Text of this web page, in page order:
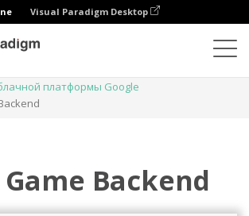
Visual Paradigm Desktop
платформы Google
Backend